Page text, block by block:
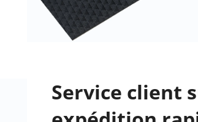
Service client